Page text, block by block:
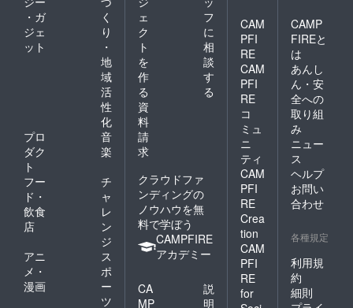
・ガ
ジェ
ット
く
り
・
地
域
活
性
化
プロ
ダク
ト
音
楽
フー
ド・
飲食
店
チ
ャ
レ
ン
ジ
アニ
メ・
漫画
ス
ポ
ー
ツ
ェ
ク
ト
を
作
る
フ
に
相
談
す
る
資
料
請
求
クラウドファ
ンディングの
ノウハウを無
料で学ぼう
CAMPFIRE
アカデミー
CA
MP
説
明
CAM
PFI
RE
CAM
PFI
RE
コ
ミュ
ニ
ティ
CAM
PFI
RE
Crea
tion
CAM
PFI
RE
for
CAMP
FIREと
は
あんし
ん・安
全への
取り組
み
ニュー
ス
ヘルプ
お問い
合わせ
各種規定
利用規
約
細則